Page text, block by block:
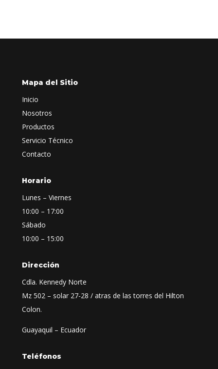
Mapa del Sitio
Inicio
Nosotros
Productos
Servicio Técnico
Contacto
Horario
Lunes – Viernes
10:00 – 17:00
Sábado
10:00 – 15:00
Dirección
Cdla. Kennedy Norte
Mz 502 – solar 27-28 / atras de las torres del Hilton
Colon.
Guayaquil – Ecuador
Teléfonos